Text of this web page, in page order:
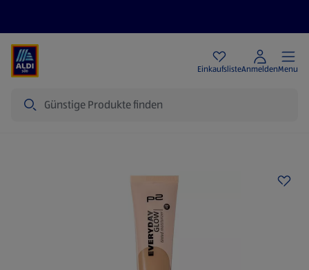
EinkaufslisteAnmeldenMenu